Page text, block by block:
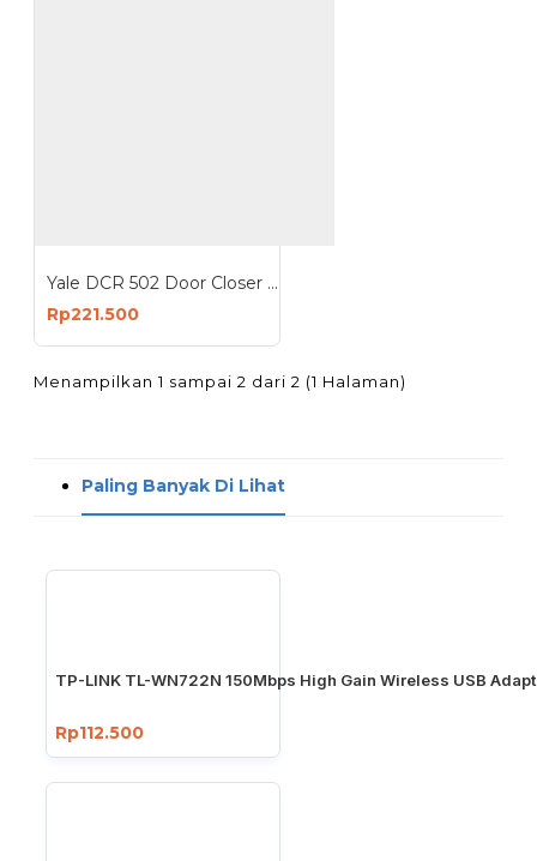
Yale DCR 502 Door Closer EN Size 2 Standard Arm Penahan Penutup Pintu
Rp221.500
Menampilkan 1 sampai 2 dari 2 (1 Halaman)
Paling Banyak Di Lihat
TP-LINK TL-WN722N 150Mbps High Gain Wireless USB
Rp112.500